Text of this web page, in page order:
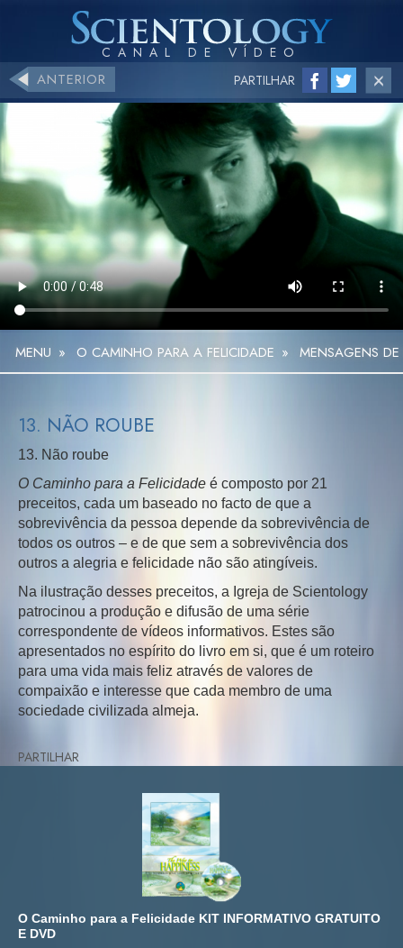
ANTERIOR PARTILHAR
MENU » O CAMINHO PARA A FELICIDADE » MENSAGENS
13. NÃO ROUBE
13. Não roube
O Caminho para a Felicidade é composto por 21
preceitos, cada um baseado no facto de que a
sobrevivência da pessoa depende da sobrevivência de
todos os outros – e de que sem a sobrevivência dos
outros a alegria e felicidade não são atingíveis.
Na ilustração desses preceitos, a Igreja de Scientology
patrocinou a produção e difusão de uma série
correspondente de vídeos informativos. Estes são
apresentados no espírito do livro em si, que é um roteiro
para uma vida mais feliz através de valores de
compaixão e interesse que cada membro de uma
sociedade civilizada almeja.
PARTILHAR
O Caminho para a Felicidade KIT INFORMATIVO GRATUITO
E DVD